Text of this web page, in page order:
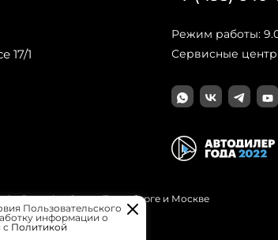
17/1
Режим работы:
Сервисные
и Renault в Санкт-Петербурге и Москве
Пользовательского
информации о
с Политикой